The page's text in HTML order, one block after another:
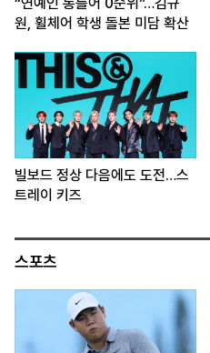
“연예인 통틀어 0순위”…김규
원, 휠체어 학생 돌본 미담 확산
빌보드 정상 다음에도 도전…스
트레이 키즈
스포츠